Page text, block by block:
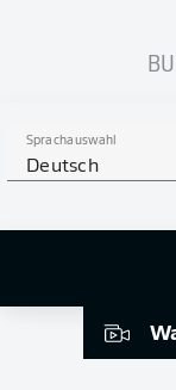
Sprachauswahl
Deutsch